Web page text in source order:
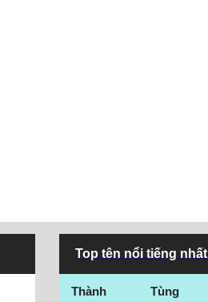
Top tên nổi tiếng nhất
Thành Tùng